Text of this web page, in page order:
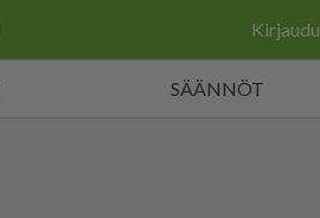
Kirjaudu
SÄÄNNÖT